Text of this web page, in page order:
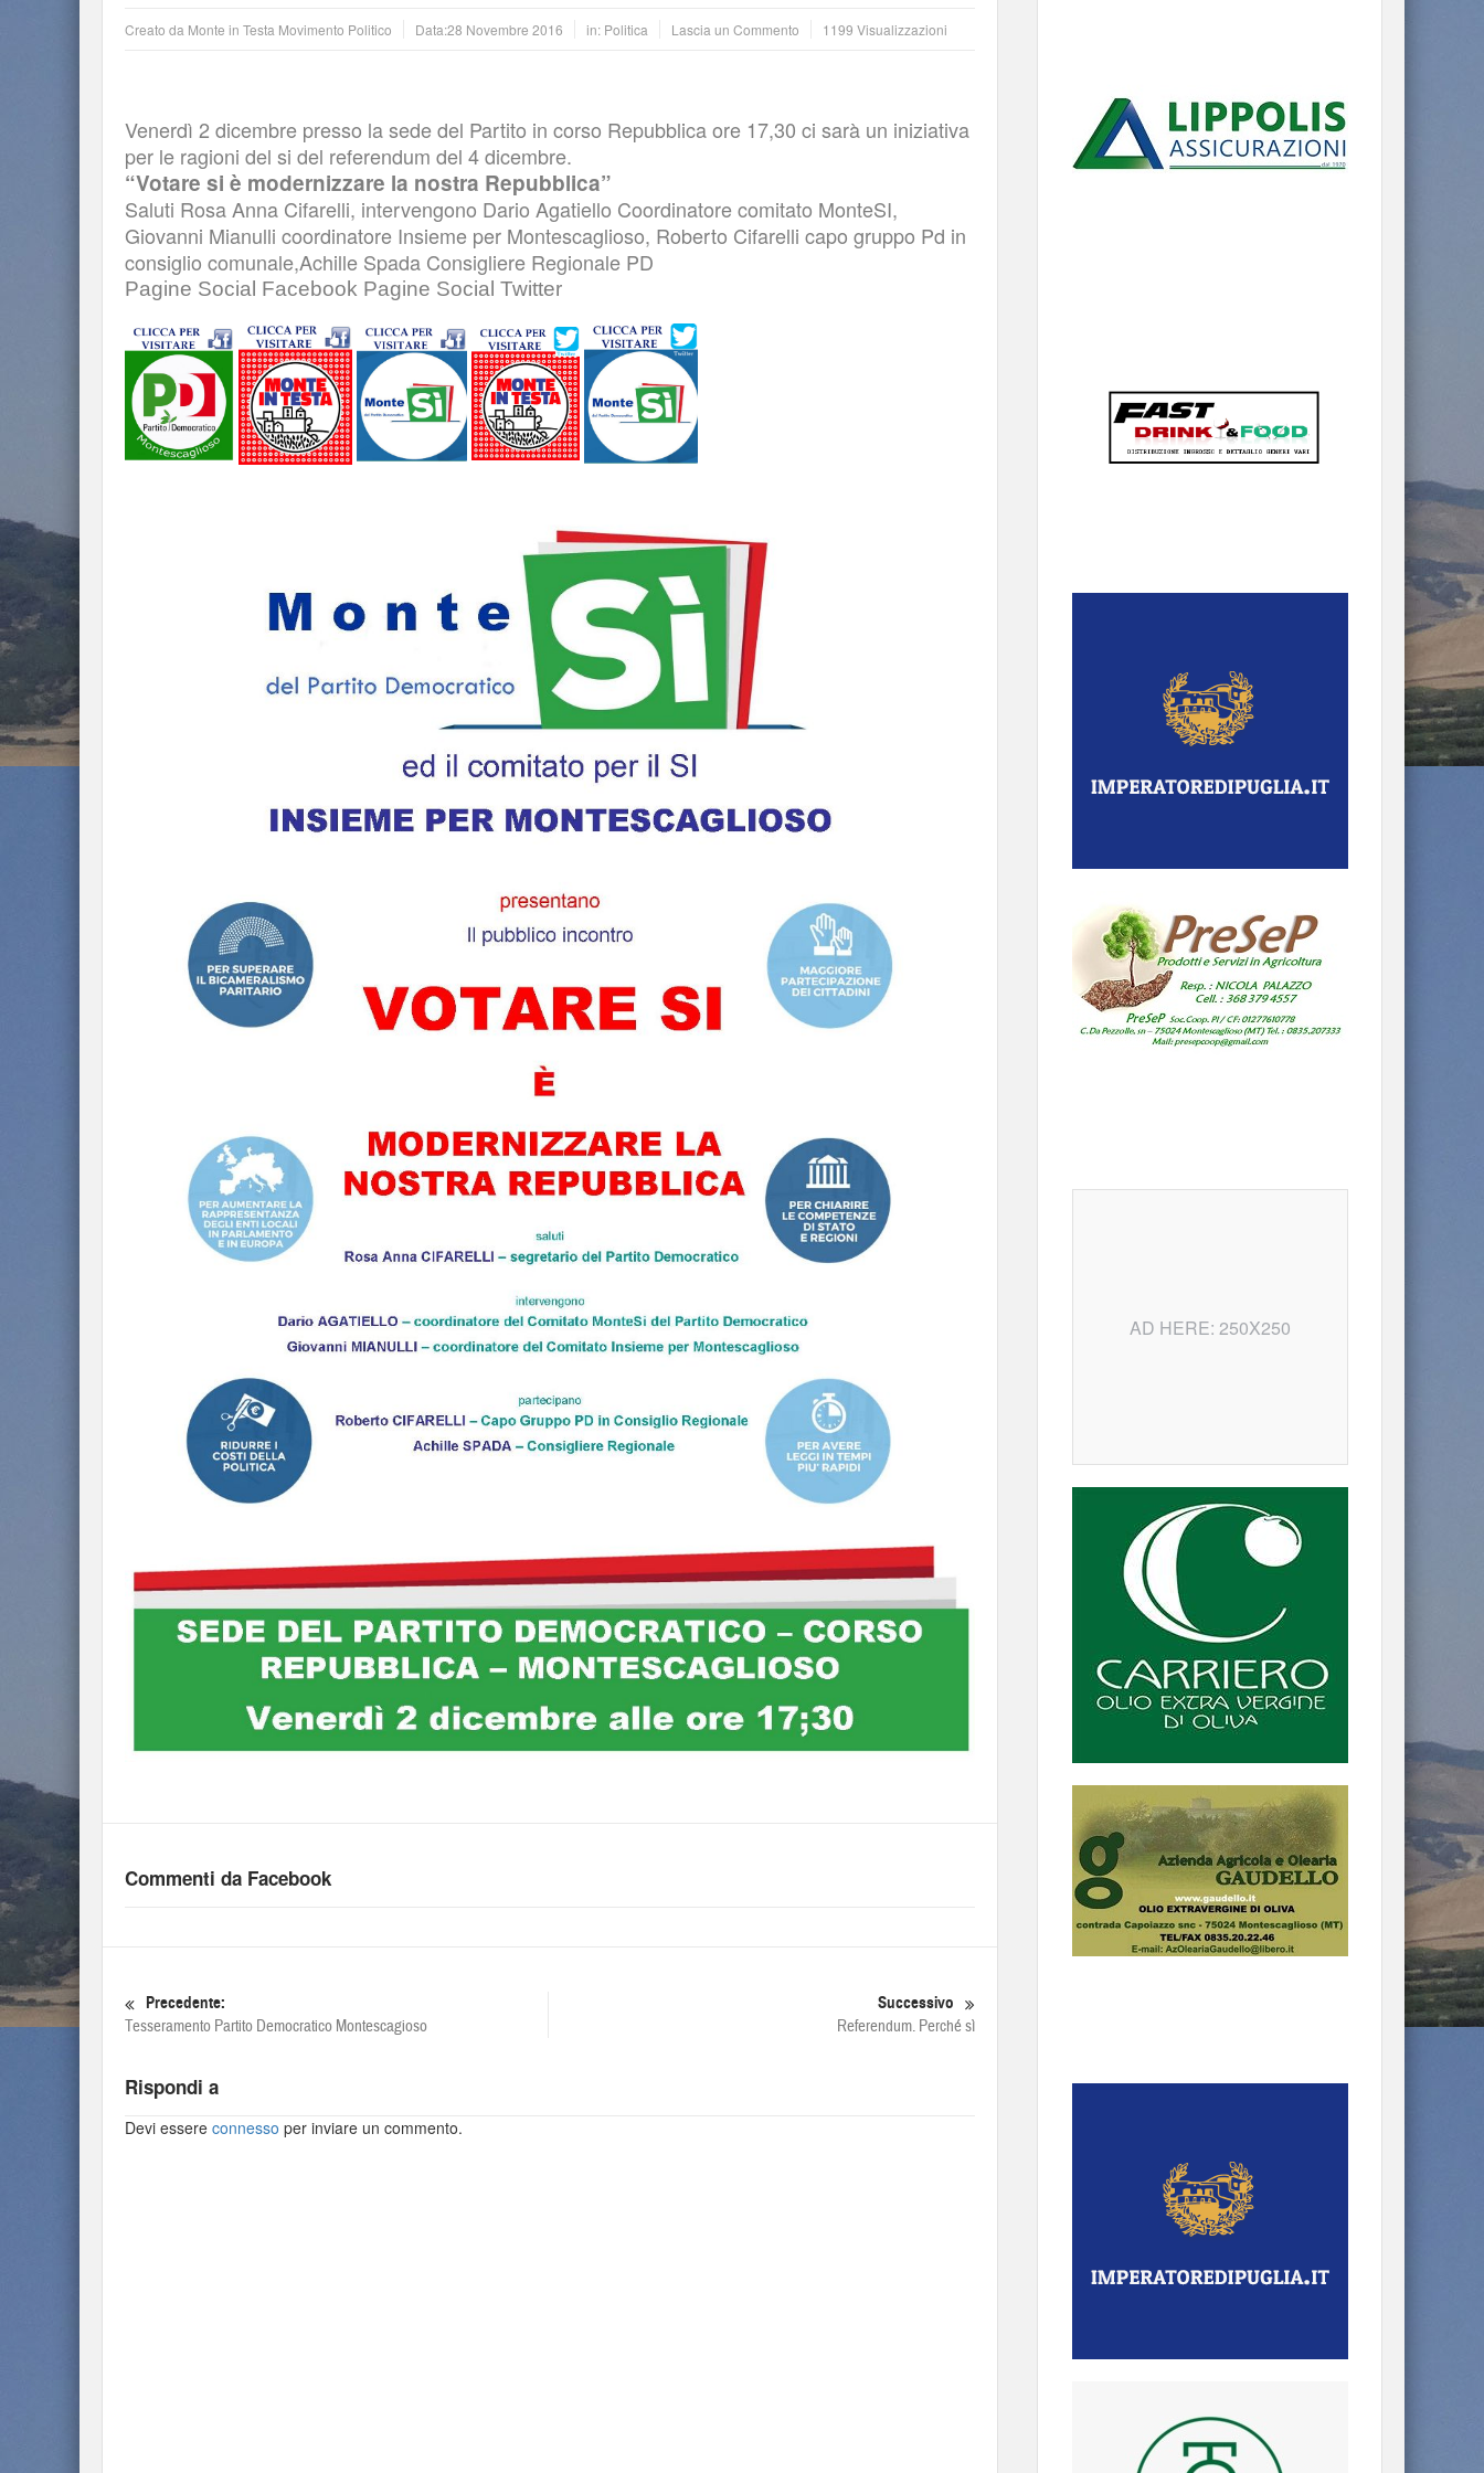
Creato da Monte in Testa Movimento Politico Data:28 Novembre 2016 in: Politica Lascia un Commento 1199 Visualizzazioni
Venerdì 2 dicembre presso la sede del Partito in corso Repubblica ore 17,30 ci sarà un iniziativa
per le ragioni del si del referendum del 4 dicembre.
“Votare si è modernizzare la nostra Repubblica”
Saluti Rosa Anna Cifarelli, intervengono Dario Agatiello Coordinatore comitato MonteSI,
Giovanni Mianulli coordinatore Insieme per Montescaglioso, Roberto Cifarelli capo gruppo Pd in
consiglio comunale,Achille Spada Consigliere Regionale PD
Pagine Social Facebook Pagine Social Twitter
Commenti da Facebook
Precedente:
Tesseramento Partito Democratico Montescagioso
Successivo
Referendum. Perché sì
Rispondi a
Devi essere connesso per inviare un commento.
AD HERE: 250X250